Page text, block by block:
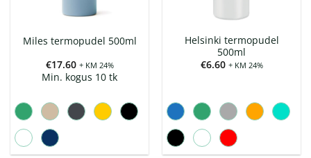
Miles termopudel 500ml
€17.60 + KM 24%
Min. kogus 10 tk
Helsinki termopudel
500ml
€6.60 + KM 24%